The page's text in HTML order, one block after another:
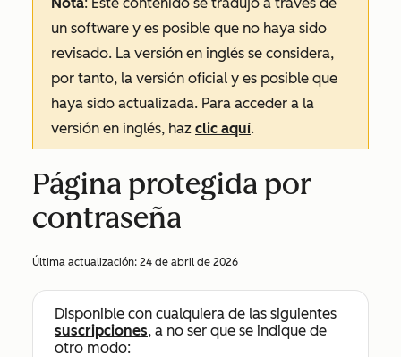
un software y es posible que no haya sido
revisado. La versión en inglés se considera,
por tanto, la versión oficial y es posible que
haya sido actualizada. Para acceder a la
versión en inglés, haz clic aquí.
Página protegida por
contraseña
Última actualización: 24 de abril de 2026
Disponible con cualquiera de las siguientes
suscripciones, a no ser que se indique de
otro modo: